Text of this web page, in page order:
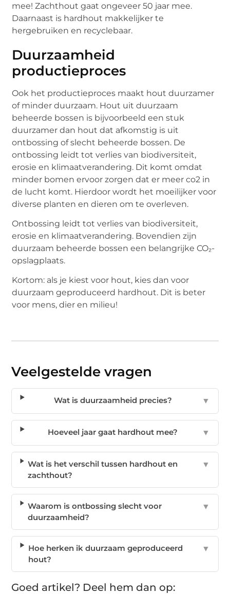
mee! Zachthout gaat ongeveer 50 jaar mee.
Daarnaast is hardhout makkelijker te
hergebruiken en recyclebaar.
Duurzaamheid
productieproces
Ook het productieproces maakt hout duurzamer
of minder duurzaam. Hout uit duurzaam
beheerde bossen is bijvoorbeeld een stuk
duurzamer dan hout dat afkomstig is uit
ontbossing of slecht beheerde bossen. De
ontbossing leidt tot verlies van biodiversiteit,
erosie en klimaatverandering. Dit komt omdat
minder bomen ervoor zorgen dat er meer co2 in
de lucht komt. Hierdoor wordt het moeilijker voor
diverse planten en dieren om te overleven.
Ontbossing leidt tot verlies van biodiversiteit,
erosie en klimaatverandering. Bovendien zijn
duurzaam beheerde bossen een belangrijke CO₂-
opslagplaats.
Kortom: als je kiest voor hout, kies dan voor
duurzaam geproduceerd hardhout. Dit is beter
voor mens, dier en milieu!
Veelgestelde vragen
Wat is duurzaamheid precies? ▼
Hoeveel jaar gaat hardhout mee? ▼
Wat is het verschil tussen hardhout en
zachthout?
▼
Waarom is ontbossing slecht voor
duurzaamheid?
▼
Hoe herken ik duurzaam geproduceerd
hout?
▼
Goed artikel? Deel hem dan op: